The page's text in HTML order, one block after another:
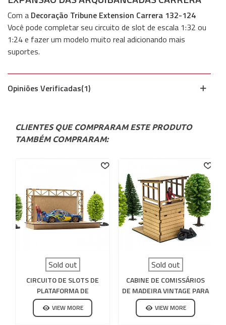
Com a Decoração Tribune Extension Carrera 132-124
Você pode completar seu circuito de slot de escala 1:32 ou
1:24 e fazer um modelo muito real adicionando mais
suportes.
Opiniões Verificadas(1)
CLIENTES QUE COMPRARAM ESTE PRODUTO
TAMBÉM COMPRARAM:
Sold out
CIRCUITO DE SLOTS DE
PLATAFORMA DE
EXPOSIÇÃO DE MADEIRA
VIEW MORE
Sold out
CABINE DE COMISSÁRIOS
DE MADEIRA VINTAGE PARA
CIRCUITO DE SLOTS
VIEW MORE